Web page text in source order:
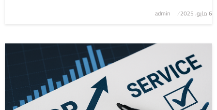
نُشر
6 مايو، 2025 admin